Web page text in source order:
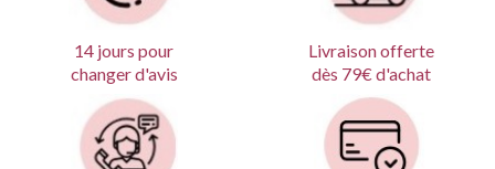
14 jours pour
changer d'avis
Livraison offerte
dès 79€ d'achat